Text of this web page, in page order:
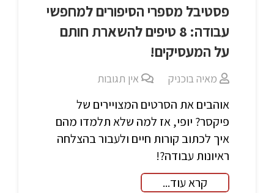
פסטיבל מספרי הסיפורים למחפשי
עבודה: 8 טיפים להשארת חותם
על המעסיקים!
מאיה בוכניק אין תגובות
אוהבים את הסרטים המצויירים של
פיקסר? יופי, אז למה שלא תלמדו מהם
איך לכתוב קורות חיים ולעבור בהצלחה
ראיונות עבודה?!
קרא עוד...